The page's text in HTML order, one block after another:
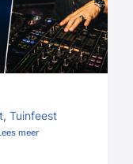
, Tuinfeest
meer